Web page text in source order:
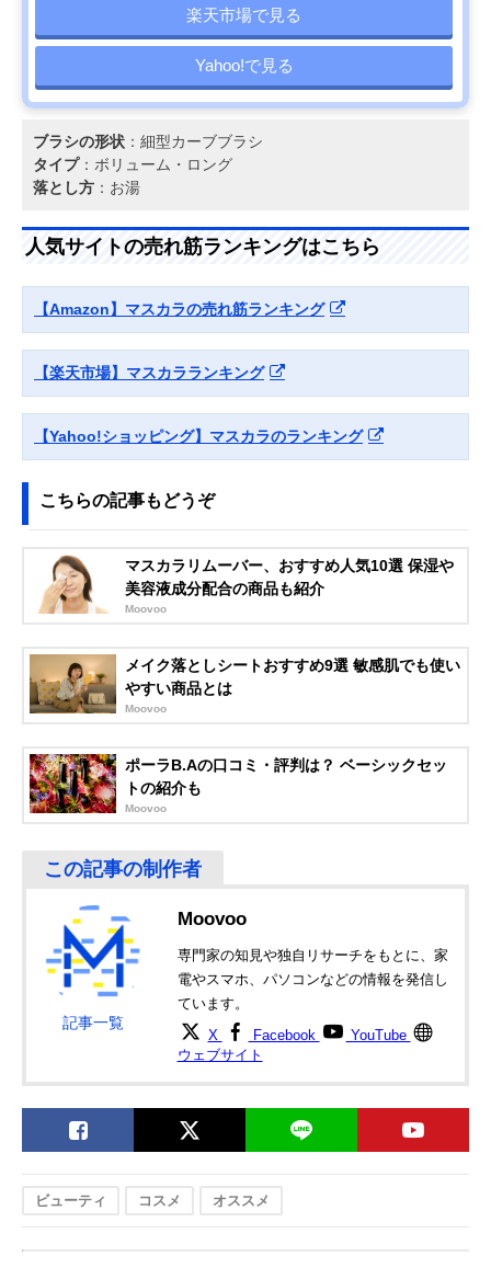
楽天市場で見る
Yahoo!で見る
ブラシの形状 ：細型カーブブラシ
タイプ：ボリューム・ロング
落とし方 ：お湯
人気サイトの売れ筋ランキングはこちら
【Amazon】マスカラの売れ筋ランキング
【楽天市場】マスカラランキング
【Yahoo!ショッピング】マスカラのランキング
こちらの記事もどうぞ
マスカラリムーバー、おすすめ人気10選 保湿や
美容液成分配合の商品も紹介
Moovoo
メイク落としシートおすすめ9選 敏感肌でも使い
やすい商品とは
Moovoo
ポーラB.Aの口コミ・評判は？ ベーシックセッ
トの紹介も
Moovoo
記事一覧
Moovoo
専門家の知見や独自リサーチをもとに、家
電やスマホ、パソコンなどの情報を発信し
ています。
X Facebook
YouTube
ウェブサイト
ビューティ コスメ オススメ